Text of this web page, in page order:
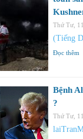
Thứ Tư,
(Tiếng
Đọc thêm
Bệnh
?
Thứ Tư,